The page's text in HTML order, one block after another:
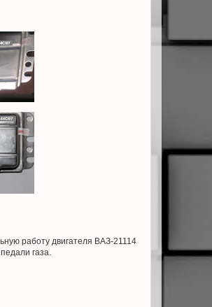
работу двигателя ВАЗ-21114
газа.